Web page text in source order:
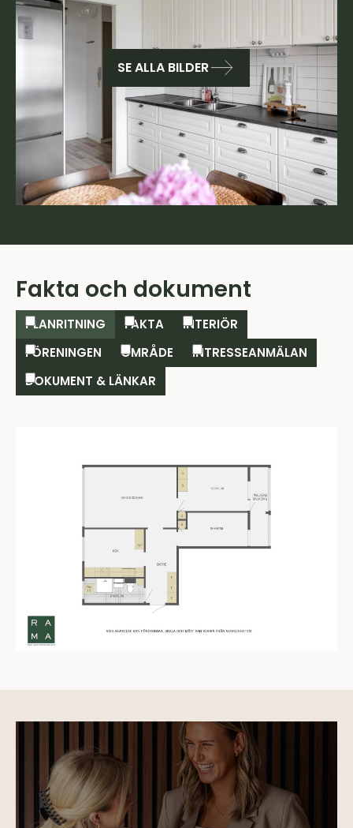
SE ALLA BILDER
Fakta och dokument
PLANRITNING FAKTA
INTERIÖR
FÖRENINGEN
OMRÅDE
INTRESSEANMÄLAN
DOKUMENT & LÄNKAR